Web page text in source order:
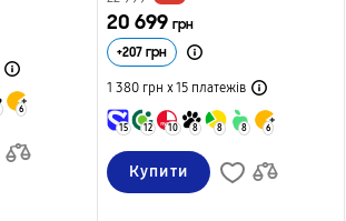
6
20 699 грн
+207грн
1 380 грн х 15платежів
15 12 10 8 8 8 6
Купити